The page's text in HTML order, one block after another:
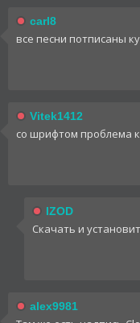
carl8
все песни потписаны
Vitek1412
со шрифтом проблема
IZOD
Скачать и
alex9981